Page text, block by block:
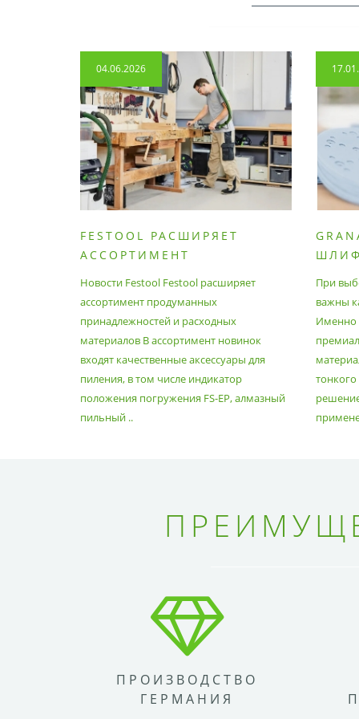
04.06.2026
FESTOOL РАСШИРЯЕТ
АССОРТИМЕНТ
ПРИНАДЛЕЖНОСТЕЙ И
РАСХОДНЫХ МАТЕРИАЛОВ
Новости Festool Festool расширяет
ассортимент продуманных
принадлежностей и расходных
материалов В ассортимент новинок
входят качественные аксессуары для
пиления, в том числе индикатор
положения погружения FS-EP, алмазный
пильный ..
При
важны
Именно
ПРОИЗВОДСТВО
ГЕРМАНИЯ